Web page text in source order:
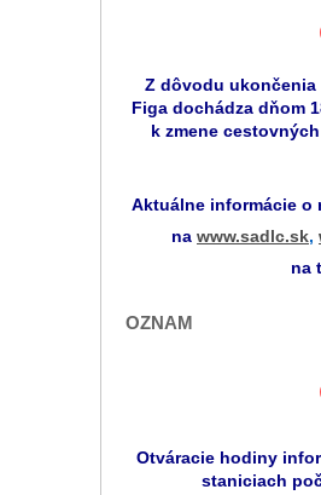
Z dôvodu ukončenia
Figa dochádza dňom
k zmene
Aktuálne informácie o
na www.sadlc.sk,
na
OZNAM
Otváracie hodiny
staniciach